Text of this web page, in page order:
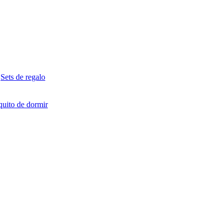
Sets de regalo
de dormir